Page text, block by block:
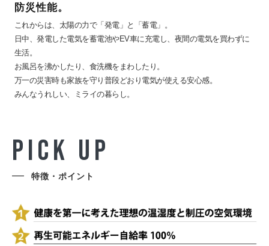
防災性能。
これからは、太陽の力で「発電」と「蓄電」。
日中、発電した電気を蓄電池やEV車に充電し、夜間の電気を買わずに
生活。
お風呂を沸かしたり、食洗機をまわしたり。
万一の災害時も家族を守り普段どおり電気が使える安心感。
みんなうれしい、ミライの暮らし。
PICK UP
特徴・ポイント